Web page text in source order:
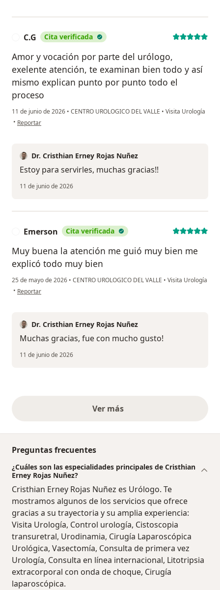
C.G Cita verificada
Amor y vocación por parte del urólogo,
exelente atención, te examinan bien todo y así
mismo explican punto por punto todo el
proceso
11 de junio de 2026 • CENTRO UROLOGICO DEL VALLE • Visita Urología
• en opinión del usuario C.G
Reportar
Dr. Cristhian Erney Rojas Nuñez
Estoy para servirles, muchas gracias!!
11 de junio de 2026
Emerson Cita verificada
Muy buena la atención me guió muy bien me
explicó todo muy bien
25 de mayo de 2026 • CENTRO UROLOGICO DEL VALLE • Visita Urología
• en opinión del usuario Emerson
Reportar
Dr. Cristhian Erney Rojas Nuñez
Muchas gracias, fue con mucho gusto!
11 de junio de 2026
Ver másopiniones anteriores
Preguntas frecuentes
¿Cuáles son las especialidades principales de Cristhian
Erney Rojas Nuñez?
Cristhian Erney Rojas Nuñez es Urólogo. Te
mostramos algunos de los servicios que ofrece
gracias a su trayectoria y su amplia experiencia:
Visita Urología, Control urología, Cistoscopia
transuretral, Urodinamia, Cirugía Laparoscópica
Urológica, Vasectomía, Consulta de primera vez
Urología, Consulta en línea internacional, Litotripsia
extracorporal con onda de choque, Cirugía
laparoscópica.